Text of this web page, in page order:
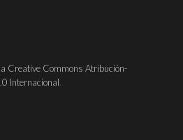
Creative Commons Atribución-
Internacional.